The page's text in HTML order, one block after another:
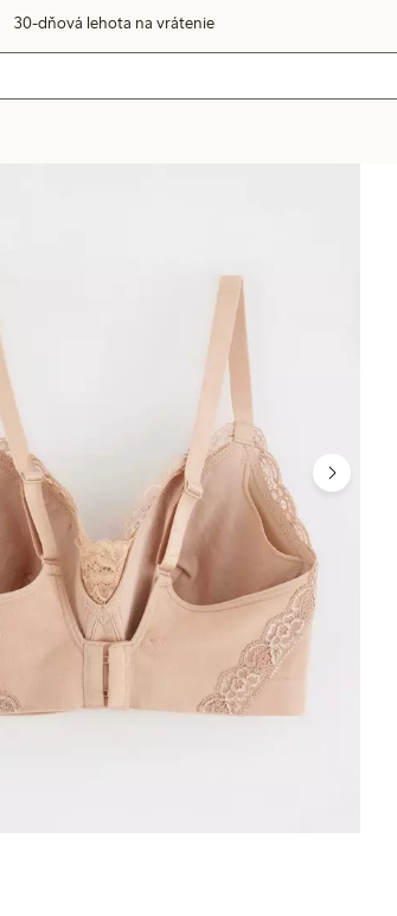
30-dňová lehota na vrátenie